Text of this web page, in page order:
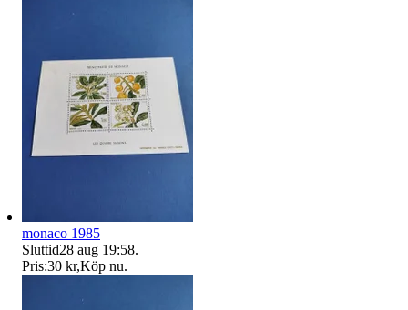
monaco 1985
Sluttid28 aug 19:58.
Pris:30 kr,Köp nu.